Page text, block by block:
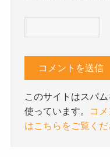
このサイトはスパ
使っています。
コ
はこちらをご覧くだ